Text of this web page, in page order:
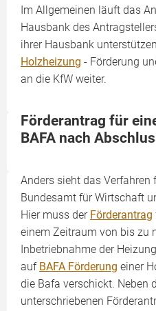
Im Allgemeinen läuft das
Hausbank des
ihrer Hausbank
Holzheizung - Förderung
an die KfW weiter.
Förderantrag für
BAFA nach
Anders sieht das Verfahren
Bundesamt für Wirtschaft
Hier muss der Förderantrag
einem Zeitraum von bis zu
Inbetriebnahme der
auf BAFA Förderung einer
die Bafa verschickt. Neben
unterschriebenen